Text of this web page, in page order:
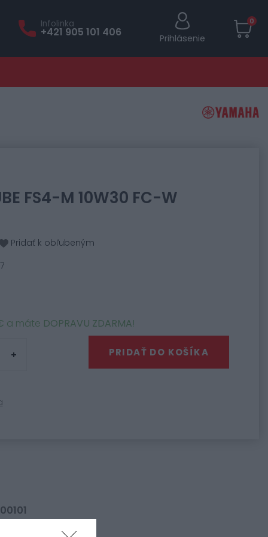
Infolinka
+421 905 101 406 Prihlásenie
0
FS4-M 10W30 FC-W
Pridať k obľubeným
a máte DOPRAVU ZDARMA!
PRIDAŤ DO KOŠÍKA